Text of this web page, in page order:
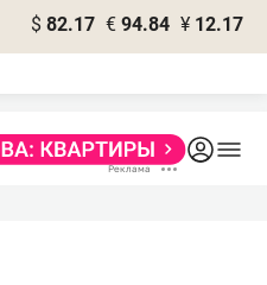
$ 82.17 € 94.84 ¥ 12.17